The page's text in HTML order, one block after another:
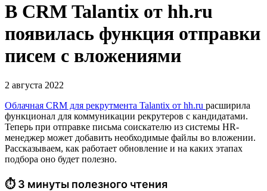
В CRM Talantix от hh.ru
появилась функция отправки
писем с вложениями
2 августа 2022
Облачная CRM для рекрутмента Talantix от hh.ru расширила
функционал для коммуникации рекрутеров с кандидатами.
Теперь при отправке письма соискателю из системы HR-
менеджер может добавить необходимые файлы во вложении.
Рассказываем, как работает обновление и на каких этапах
подбора оно будет полезно.
⏱ 3 минуты полезного чтения